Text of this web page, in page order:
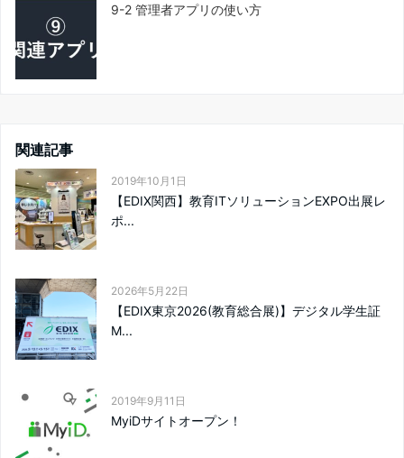
9-2 管理者アプリの使い方
関連記事
2019年10月1日
【EDIX関西】教育ITソリューションEXPO出展レ
ポ...
2026年5月22日
【EDIX東京2026(教育総合展)】デジタル学生証
M...
2019年9月11日
MyiDサイトオープン！